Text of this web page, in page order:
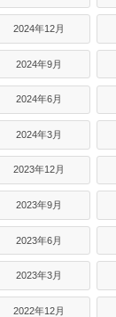
2024年12月
2024年9月
2024年6月
2024年3月
2023年12月
2023年9月
2023年6月
2023年3月
2022年12月